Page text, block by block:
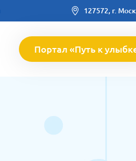
127572, г.
Портал «Путь к